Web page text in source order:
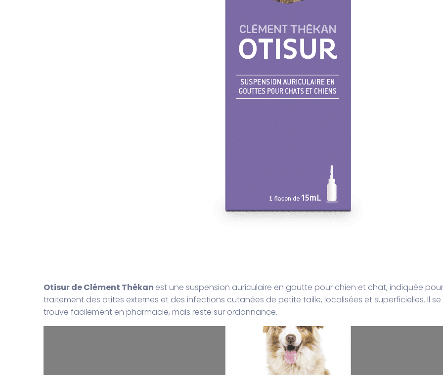
Otisur de Clément Thékan est une suspension auriculaire en goutte pour chien et chat, indiquée
traitement des otites externes et des infections cutanées de petite taille, localisées et superficielles. Il se
trouve facilement en pharmacie, mais reste sur ordonnance.